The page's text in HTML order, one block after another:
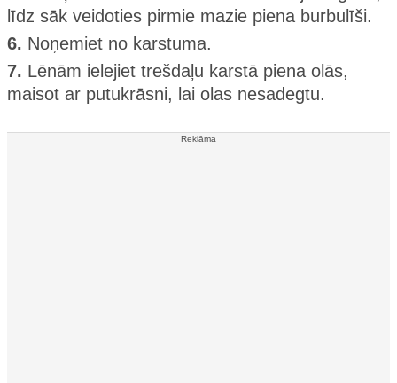
līdz sāk veidoties pirmie mazie piena burbulīši.
6. Noņemiet no karstuma.
7. Lēnām ielejiet trešdaļu karstā piena olās,
maisot ar putukrāsni, lai olas nesadegtu.
Reklāma